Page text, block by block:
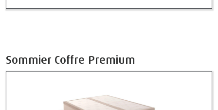
Sommier Coffre Premium